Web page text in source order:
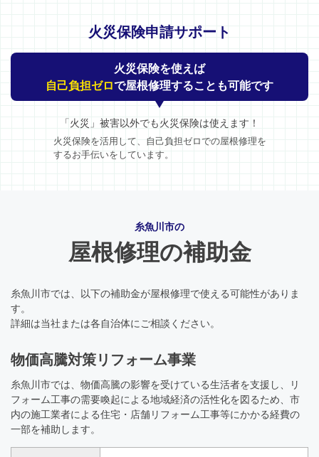
火災保険申請サポート
火災保険を使えば
自己負担ゼロで屋根修理することも可能です
「火災」被害以外でも火災保険は使えます！
火災保険を活用して、自己負担ゼロでの屋根修理を
するお手伝いをしています。
糸魚川市の
屋根修理の補助金
糸魚川市では、以下の補助金が屋根修理で使える可能性がありま
す。
詳細は当社または各自治体にご相談ください。
物価高騰対策リフォーム事業
糸魚川市では、物価高騰の影響を受けている生活者を支援し、リ
フォーム工事の需要喚起による地域経済の活性化を図るため、市
内の施工業者による住宅・店舗リフォーム工事等にかかる経費の
一部を補助します。